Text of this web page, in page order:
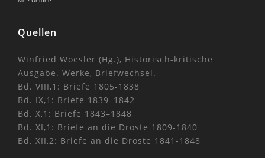
Quellen
Winfried Woesler (Hg.), Historisch-kritische
Ausgabe. Werke, Briefwechsel.
Bd. VIII,1: Briefe 1805-1838
Bd. IX,1: Briefe 1839–1842
Bd. X,1: Briefe 1843–1848
Bd. XI,1: Briefe an die Droste 1809-1840
Bd. XII,2: Briefe an die Droste 1841-1848